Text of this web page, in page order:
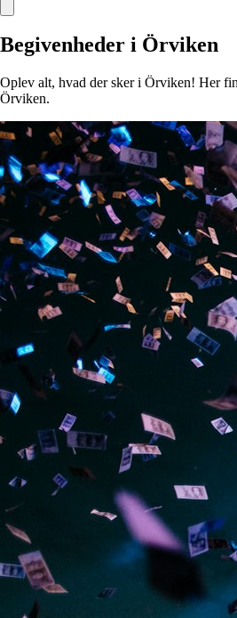
Begivenheder i Örviken
Oplev alt, hvad der sker i Örviken! Her
Örviken.